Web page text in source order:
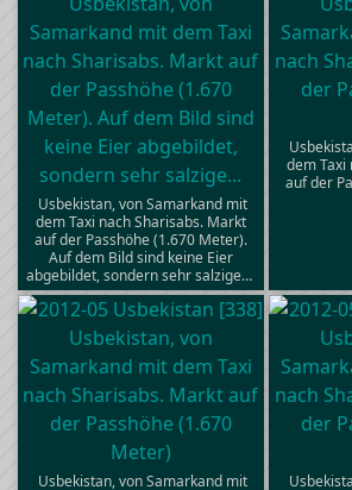
Usbekistan, von Samarkand mit
dem Taxi nach Sharisabs. Markt
auf der Passhöhe (1.670 Meter).
Auf dem Bild sind keine Eier
abgebildet, sondern sehr salzige…
dem Taxi
auf der
Usbekistan, von Samarkand mit